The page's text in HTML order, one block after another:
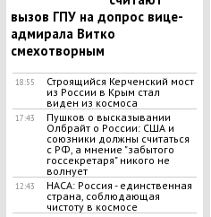
вызов ГПУ на допрос вице-
адмирала Витко
смехотворным
18:55
Строящийся Керченский мост
из России в Крым стал
виден из космоса
17:43
Пушков о высказывании
Олбрайт о России: США и
союзники должны считаться
с РФ, а мнение "забытого
госсекретаря" никого не
волнует
12:43
НАСА: Россия - единственная
страна, соблюдающая
чистоту в космосе